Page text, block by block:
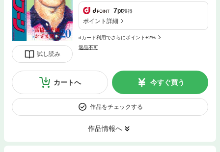
試し読み
7pt獲得
ポイント詳細
dカード利用でさらにポイント+2%
返品不可
カートへ 今すぐ買う
作品をチェックする
作品情報へ